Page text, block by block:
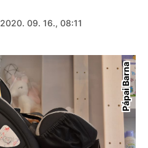
2020. 09. 16., 08:11
Pápai Barna